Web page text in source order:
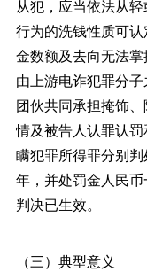
从犯，应当依法从
行为的洗钱性质可
金数额及去向无法
由上游电诈犯罪分
团伙共同承担掩饰
情及被告人认罪认
瞒犯罪所得罪分别
年，并处罚金人民
判决已生效。
（三）典型意义